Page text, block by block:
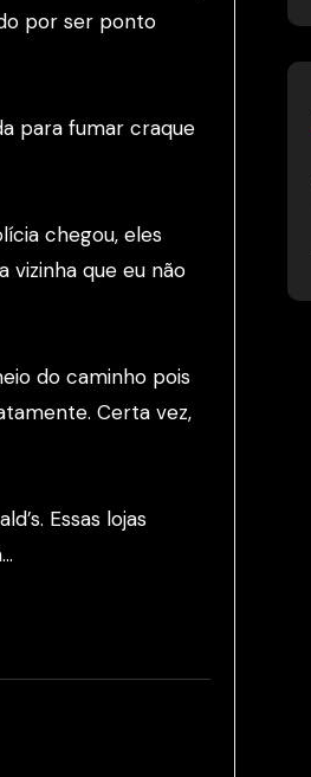
por ser ponto
para fumar craque
chegou, eles
vizinha que eu não
do caminho pois
Certa vez,
Essas lojas